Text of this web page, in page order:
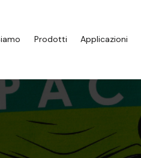
Prodotti Applicazioni